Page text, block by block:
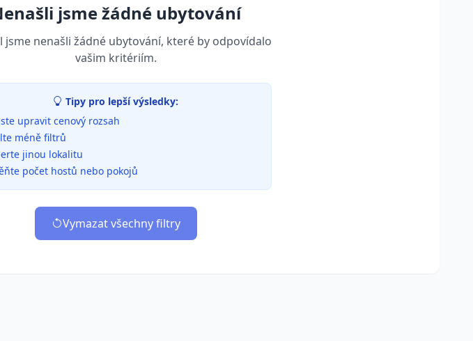
jsme žádné ubytování
jsme nenašli žádné ubytování, které by odpovídalo
vašim kritériím.
Tipy pro lepší výsledky:
upravit cenový rozsah
méně filtrů
jinou lokalitu
počet hostů nebo pokojů
Vymazat všechny filtry